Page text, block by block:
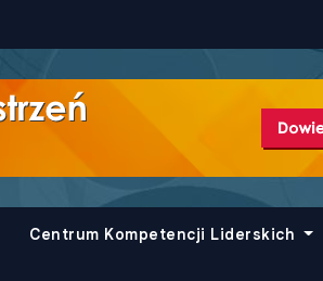
Centrum Kompetencji Liderskich